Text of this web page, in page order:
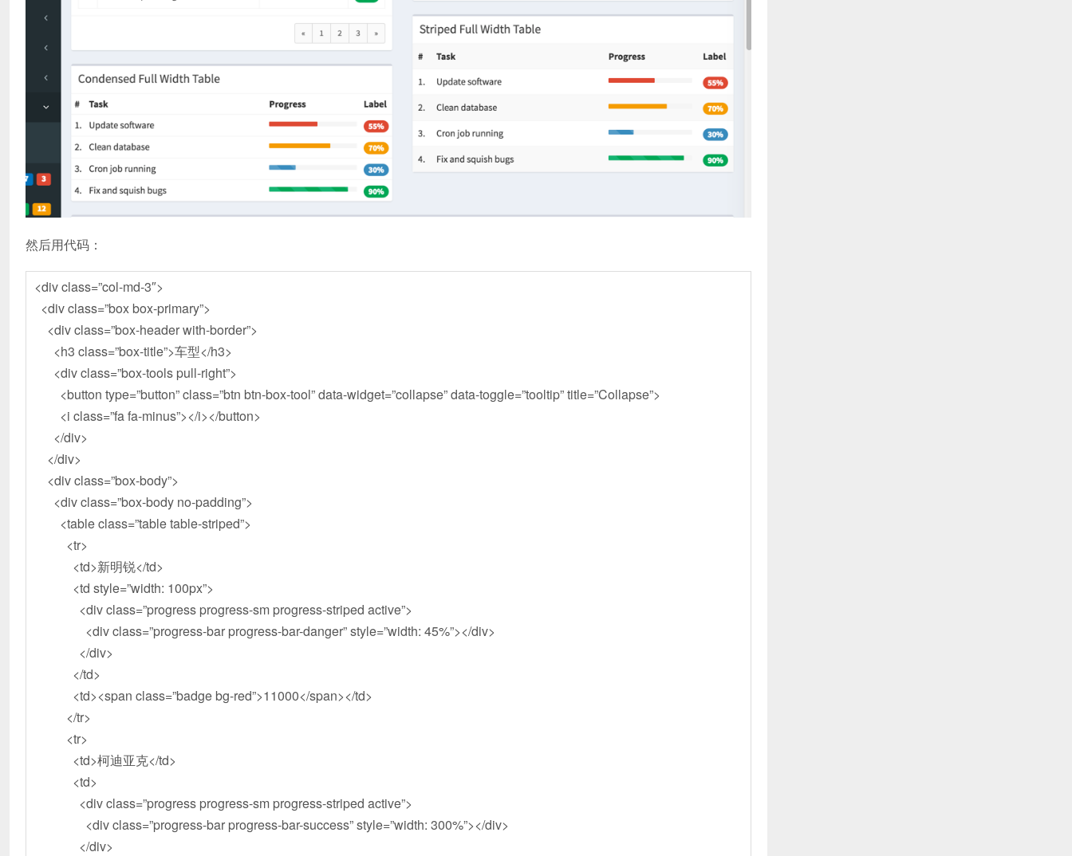
然后用代码：
<div class=”col-md-3″>
<div class=”box box-primary”>
<div class=”box-header with-border”>
<h3 class=”box-title”>车型</h3>
<div class=”box-tools pull-right”>
<button type=”button” class=”btn btn-box-tool” data-widget=”collapse” data-toggle=”tooltip” title=”Collapse”>
<i class=”fa fa-minus”></i></button>
</div>
</div>
<div class=”box-body”>
<div class=”box-body no-padding”>
<table class=”table table-striped”>
<tr>
<td>新明锐</td>
<td style=”width: 100px”>
<div class=”progress progress-sm progress-striped active”>
<div class=”progress-bar progress-bar-danger” style=”width: 45%”></div>
</div>
</td>
<td><span class=”badge bg-red”>11000</span></td>
</tr>
<tr>
<td>柯迪亚克</td>
<td>
<div class=”progress progress-sm progress-striped active”>
<div class=”progress-bar progress-bar-success” style=”width: 300%”></div>
</div>